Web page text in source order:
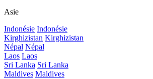
Asie
Indonésie Indonésie
Kirghizistan Kirghizistan
Népal Népal
Laos Laos
Sri Lanka Sri Lanka
Maldives Maldives